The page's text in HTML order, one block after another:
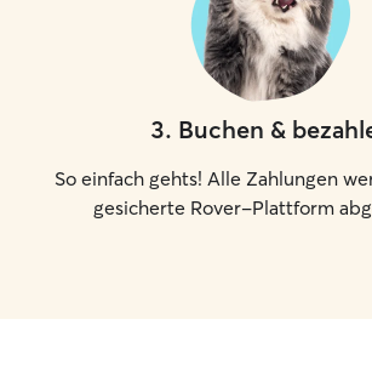
3. Buchen &
So einfach gehts! Alle Zahlungen
gesicherte Rover-Plattform